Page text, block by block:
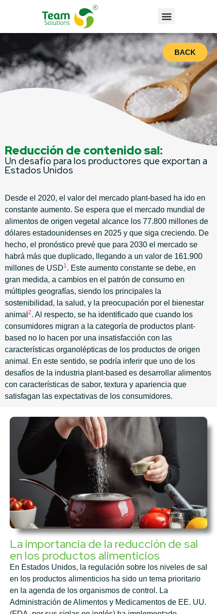
BACK
Reducción de contenido sal:
Un desafío para los productores que exportan a
Estados Unidos
Desde el 2020, el valor del mercado plant-based ha ido en
constante aumento. Se espera que el mercado mundial de
alimentos de origen vegetal alcance los 77.800 millones de
dólares estadounidenses en 2025 y que siga creciendo. De
hecho, el pronóstico prevé que para 2030 el mercado se
habrá más que duplicado, llegando a un valor de 161.900
millones de USD1. Este aumento constante se debe, en
gran medida, a cambios en el patrón de consumo en
múltiples geografías, siendo los principales la
sostenibilidad, la salud, y la preocupación por el bienestar
animal 2. Al respecto, se ha identificado que cuando los
consumidores migran a la categoría de productos plant-
based no lo hacen por una insatisfacción con las
características organolépticas de los productos de origen
animal. En este sentido, se podría inferir que uno de los
desafíos de la industria plant-based es desarrollar alimentos
con características de sabor, textura y apariencia que
satisfagan las expectativas de los consumidores.
La importancia de la reducción de sal
en los productos alimenticios
En Estados Unidos, la regulación sobre los niveles de sal
en los productos alimenticios ha sido un tema prioritario
en la agenda de los organismos de control. La
Administración de Alimentos y Medicamentos de EE. UU.